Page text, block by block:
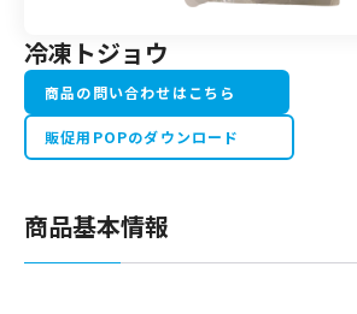
冷凍トジョウ
商品の問い合わせはこちら
販促用POPのダウンロード
商品基本情報